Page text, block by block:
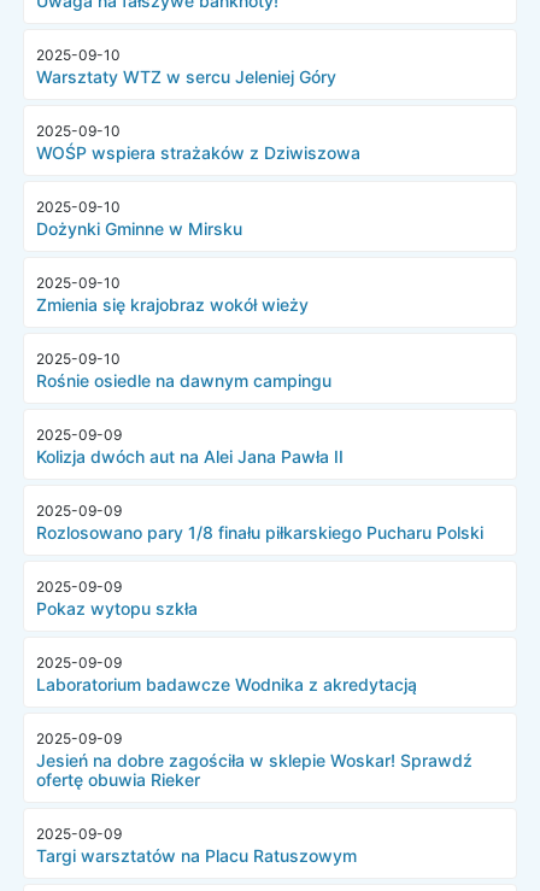
2025-09-10
Warsztaty WTZ w sercu Jeleniej Góry
2025-09-10
WOŚP wspiera strażaków z Dziwiszowa
2025-09-10
Dożynki Gminne w Mirsku
2025-09-10
Zmienia się krajobraz wokół wieży
2025-09-10
Rośnie osiedle na dawnym campingu
2025-09-09
Kolizja dwóch aut na Alei Jana Pawła II
2025-09-09
Rozlosowano pary 1/8 finału piłkarskiego Pucharu Polski
2025-09-09
Pokaz wytopu szkła
2025-09-09
Laboratorium badawcze Wodnika z akredytacją
2025-09-09
Jesień na dobre zagościła w sklepie Woskar! Sprawdź
ofertę obuwia Rieker
2025-09-09
Targi warsztatów na Placu Ratuszowym